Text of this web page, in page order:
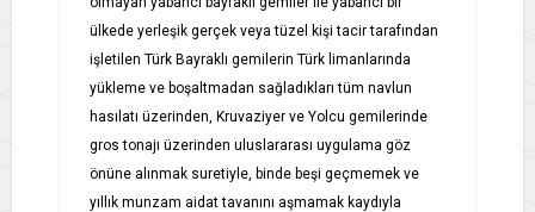
ülkede yerleşik gerçek veya tüzel kişi tacir tarafından
işletilen Türk Bayraklı gemilerin Türk limanlarında
yükleme ve boşaltmadan sağladıkları tüm navlun
hasılatı üzerinden, Kruvaziyer ve Yolcu gemilerinde
gros tonajı üzerinden uluslararası uygulama göz
önüne alınmak suretiyle, binde beşi geçmemek ve
yıllık munzam aidat tavanını aşmamak kaydıyla